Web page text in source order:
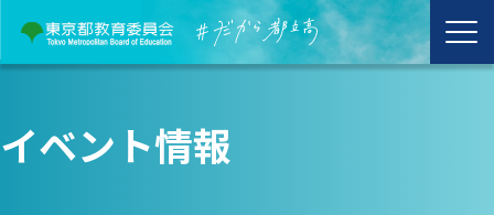
イベント情報